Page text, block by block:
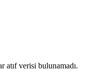
atıf verisi bulunamadı.